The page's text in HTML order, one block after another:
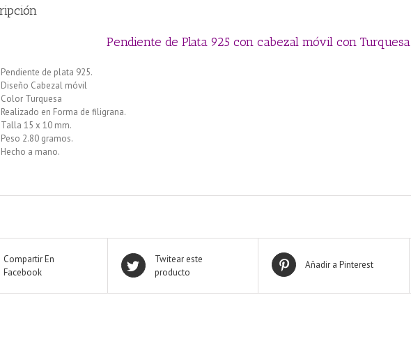
Pendiente de Plata 925 con cabezal móvil con Turquesa
Pendiente de plata 925.
Diseño Cabezal móvil
Color Turquesa
Realizado en Forma de filigrana.
Talla 15 x 10 mm.
Peso 2.80 gramos.
Hecho a mano.
Compartir En
Facebook
Twitear este
producto
Añadir a Pinterest